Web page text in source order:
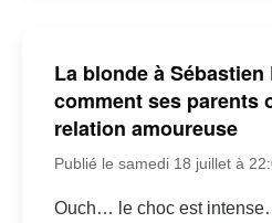
La blonde à
comment ses parents
relation amoureuse
Publié le samedi 18 juillet à
Ouch… le choc est